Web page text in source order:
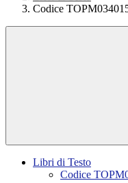
Codice
Libri di Testo
Codice